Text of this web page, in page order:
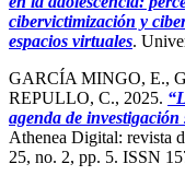
cibervictimización y
espacios virtuales.
GARCÍA MINGO, E.,
REPULLO, C., 2025.
agenda de
Athenea Digital: revista
25, no. 2, pp. 5. ISSN